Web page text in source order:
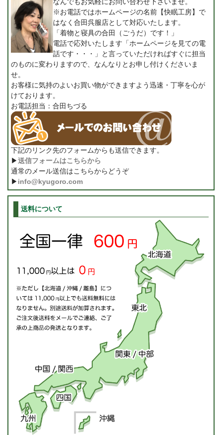
※お電話ではホームページの名前【快眠工房】で
はなく合田呉服店として対応いたします。
「着物と寝具の合田（ごうだ）です！」
電話で応対いたします「ホームページを見ての電
話です・・・」と言っていただければすぐに担当
のものに変わりますので、なんなりとお申し付けくださいま
せ。
お客様に気持のよいお買い物ができますよう迅速・丁寧を心が
けております。
お電話担当：合田ちづる
下記のリンク先のフォームからも送信できます。
▶送信フォームはこちらから
通常のメール送信はこちらからどうぞ
▶ info@kyugoro.com
送料について